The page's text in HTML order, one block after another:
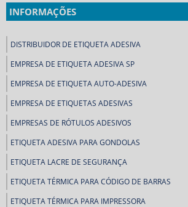
INFORMAÇÕES
DISTRIBUIDOR DE ETIQUETA ADESIVA
EMPRESA DE ETIQUETA ADESIVA SP
EMPRESA DE ETIQUETA AUTO-ADESIVA
EMPRESA DE ETIQUETAS ADESIVAS
EMPRESAS DE RÓTULOS ADESIVOS
ETIQUETA ADESIVA PARA GONDOLAS
ETIQUETA LACRE DE SEGURANÇA
ETIQUETA TÉRMICA PARA CÓDIGO DE BARRAS
ETIQUETA TÉRMICA PARA IMPRESSORA